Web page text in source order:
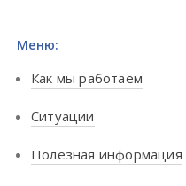
Меню:
Как мы работаем
Ситуации
Полезная информация